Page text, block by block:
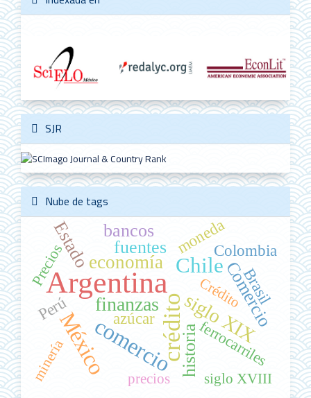
SJR
Nube de tags
Argentina
crédito
comercio
México
Chile
finanzas siglo XIX
economía
fuentes
Estado bancos
historia
Comercio
moneda
azúcar
Colombia
Perú
Brasil
ferrocarriles
Precios
precios
minería
Crédito
siglo XVIII